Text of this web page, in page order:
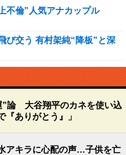
不倫”人気アナカップル
び交う 有村架純“降板”と深
”論 大谷翔平のカネを使い込
『ありがとう』」
アキラに心配の声…子供を亡